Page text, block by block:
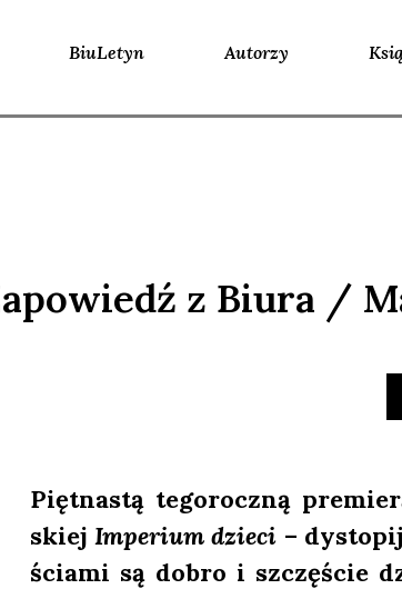
BiuLetyn Autorzy
z Biura /
Pięt­na­stą tego­rocz­ną
skiej Impe­rium dzie­ci –
ścia­mi są dobro i szczę­ście